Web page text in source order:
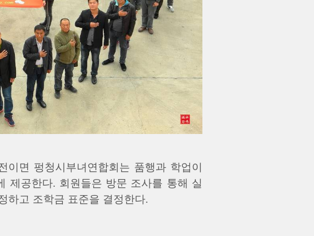
면 펑청시부녀연합회는 품행과 학업이
제공한다. 회원들은 방문 조사를 통해 실
하고 조학금 표준을 결정한다.